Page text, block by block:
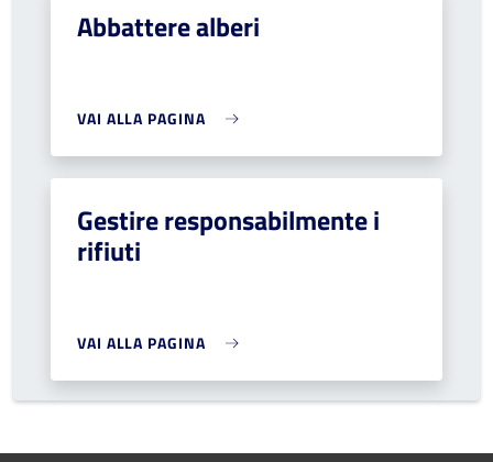
Abbattere alberi
VAI ALLA PAGINA
Gestire responsabilmente i
rifiuti
VAI ALLA PAGINA